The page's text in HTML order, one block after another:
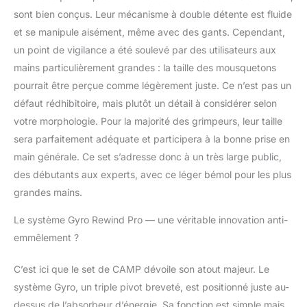
sont bien conçus. Leur mécanisme à double détente est fluide
et se manipule aisément, même avec des gants. Cependant,
un point de vigilance a été soulevé par des utilisateurs aux
mains particulièrement grandes : la taille des mousquetons
pourrait être perçue comme légèrement juste. Ce n’est pas un
défaut rédhibitoire, mais plutôt un détail à considérer selon
votre morphologie. Pour la majorité des grimpeurs, leur taille
sera parfaitement adéquate et participera à la bonne prise en
main générale. Ce set s’adresse donc à un très large public,
des débutants aux experts, avec ce léger bémol pour les plus
grandes mains.
Le système Gyro Rewind Pro — une véritable innovation anti-
emmêlement ?
C’est ici que le set de CAMP dévoile son atout majeur. Le
système Gyro, un triple pivot breveté, est positionné juste au-
dessus de l’absorbeur d’énergie. Sa fonction est simple mais